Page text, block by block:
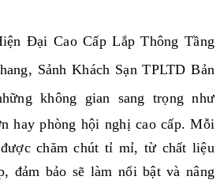
Đại Cao Cấp Lắp Thông Tầng
Sảnh Khách Sạn TPLTD Bản
không gian sang trọng như
hay phòng hội nghị cao cấp. Mỗi
chăm chút tỉ mỉ, từ chất liệu
đảm bảo sẽ làm nổi bật và nâng